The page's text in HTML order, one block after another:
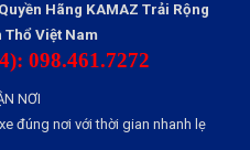
Hãng KAMAZ Trải Rộng
Thổ Việt Nam
098.461.7272
NƠI
đúng nơi với thời gian nhanh lẹ